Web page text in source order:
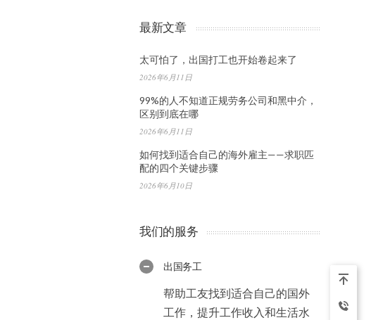
最新文章
太可怕了，出国打工也开始卷起来了
2026年6月11日
99%的人不知道正规劳务公司和黑中介，
区别到底在哪
2026年6月11日
如何找到适合自己的海外雇主——求职匹
配的四个关键步骤
2026年6月10日
我们的服务
出国务工
帮助工友找到适合自己的国外
工作，提升工作收入和生活水